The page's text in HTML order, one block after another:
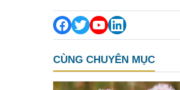
CÙNG CHUYÊN MỤC